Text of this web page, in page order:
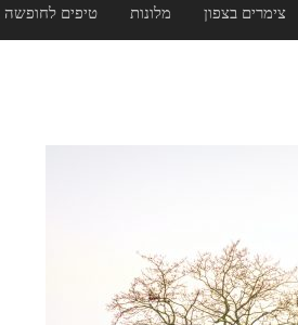
צימרים בצפון מלונות טיפים לחופשה